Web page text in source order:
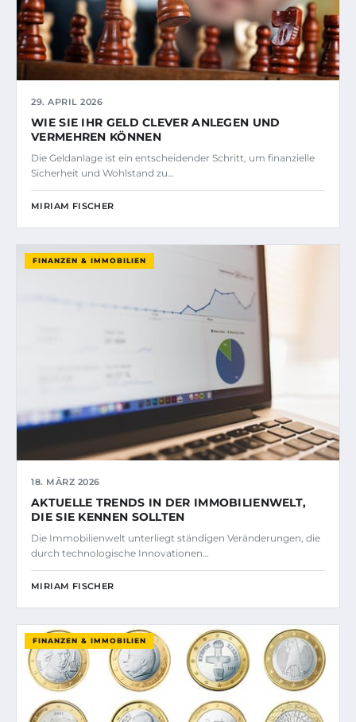
29. APRIL 2026
WIE SIE IHR GELD CLEVER ANLEGEN UND
VERMEHREN KÖNNEN
Die Geldanlage ist ein entscheidender Schritt, um finanzielle
Sicherheit und Wohlstand zu…
MIRIAM FISCHER
FINANZEN & IMMOBILIEN
18. MÄRZ 2026
AKTUELLE TRENDS IN DER IMMOBILIENWELT,
DIE SIE KENNEN SOLLTEN
Die Immobilienwelt unterliegt ständigen Veränderungen, die
durch technologische Innovationen…
MIRIAM FISCHER
FINANZEN & IMMOBILIEN